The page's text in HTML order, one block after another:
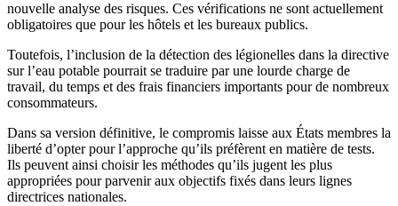
nouvelle analyse des risques. Ces vérifications ne sont actuellement
obligatoires que pour les hôtels et les bureaux publics.
Toutefois, l’inclusion de la détection des légionelles dans la directive
sur l’eau potable pourrait se traduire par une lourde charge de
travail, du temps et des frais financiers importants pour de nombreux
consommateurs.
Dans sa version définitive, le compromis laisse aux États membres la
liberté d’opter pour l’approche qu’ils préfèrent en matière de tests.
Ils peuvent ainsi choisir les méthodes qu’ils jugent les plus
appropriées pour parvenir aux objectifs fixés dans leurs lignes
directrices nationales.